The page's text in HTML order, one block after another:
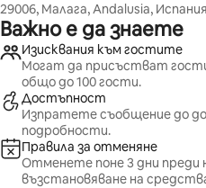
29006, Малага, Andalusia, Испания
Важно е да знаете
Изисквания към гостите
Могат да присъстват
общо до 100 гости.
Достъпност
Изпратете съобщение до
подробности.
Правила за отменяне
Отменете поне 3 дни преди
възстановяване на